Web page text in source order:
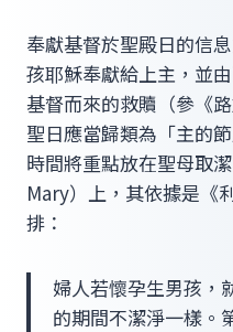
奉獻基督於聖殿日的信
孩耶穌奉獻給上主，並
基督而來的救贖（參《
聖日應當歸類為「主的
時間將重點放在聖母取
Mary）上，其依據是《
排：
婦人若懷孕生男孩，
的期間不潔淨一樣。